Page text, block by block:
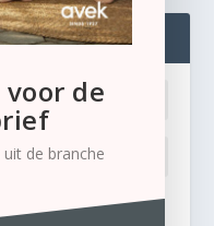
kwijt
de
de branche